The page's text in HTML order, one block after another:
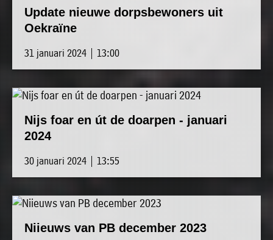
Update nieuwe dorpsbewoners uit
Oekraïne
31 januari 2024 | 13:00
Nijs foar en út de doarpen - januari
2024
30 januari 2024 | 13:55
Niieuws van PB december 2023